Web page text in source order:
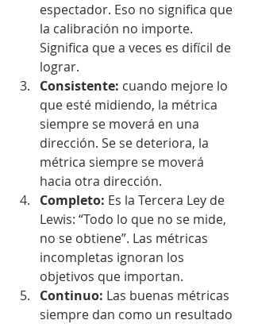
espectador. Eso no significa que
la calibración no importe.
Significa que a veces es difícil de
lograr.
Consistente: cuando mejore lo
que esté midiendo, la métrica
siempre se moverá en una
dirección. Se se deteriora, la
métrica siempre se moverá
hacia otra dirección.
Completo: Es la Tercera Ley de
Lewis: “Todo lo que no se mide,
no se obtiene”. Las métricas
incompletas ignoran los
objetivos que importan.
Continuo: Las buenas métricas
siempre dan como un resultado